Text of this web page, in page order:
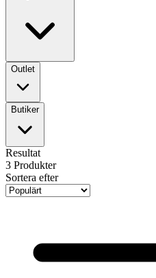
Outlet
Butiker
Resultat
3 Produkter
Sortera efter